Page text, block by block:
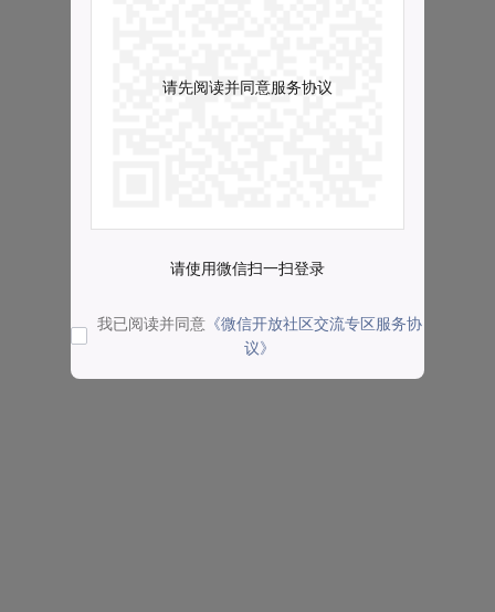
请先阅读并同意服务协议
请使用微信扫一扫登录
我已阅读并同意 《微信开放社区交流专区服务协
议》